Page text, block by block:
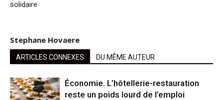
solidaire
Stephane Hovaere
ARTICLES CONNEXES DU MÊME AUTEUR
Économie. L’hôtellerie-restauration
reste un poids lourd de l’emploi